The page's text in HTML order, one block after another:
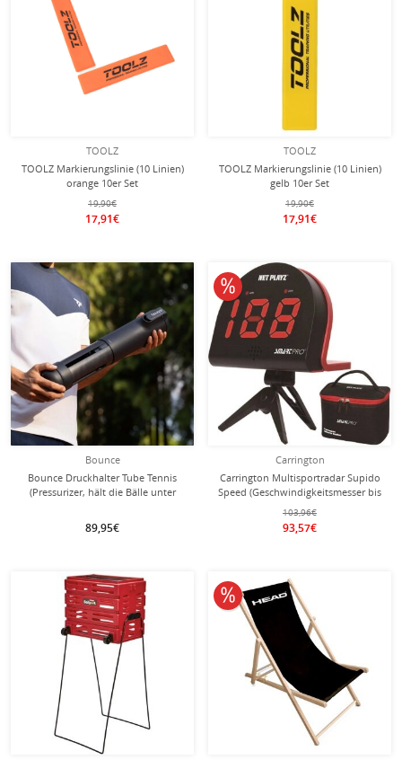
TOOLZ
TOOLZ Markierungslinie (10 Linien)
orange 10er Set
19,90€
17,91€
TOOLZ
TOOLZ Markierungslinie (10 Linien)
gelb 10er Set
19,90€
17,91€
Bounce
Bounce Druckhalter Tube Tennis
(Pressurizer, hält die Bälle unter
89,95€
Carrington
Carrington Multisportradar Supido
Speed (Geschwindigkeitsmesser bis
103,96€
93,57€
10% reduziert
10% reduziert